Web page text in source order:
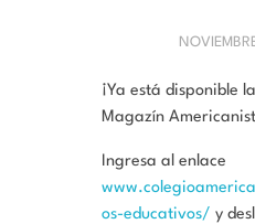
¡Ya está disponible
Magazín
Ingresa al enlace
os-educativos/ y